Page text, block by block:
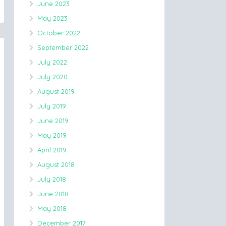
June 2023
May 2023
October 2022
September 2022
July 2022
July 2020
August 2019
July 2019
June 2019
May 2019
April 2019
August 2018
July 2018
June 2018
May 2018
December 2017